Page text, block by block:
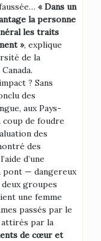
« Dans un
la personne
les traits
», explique
de la
? Sans
des
aux Pays-
coup de foudre
des
des
d’une
pont — dangereux
groupes
une femme
passés par le
par la
de cœur et